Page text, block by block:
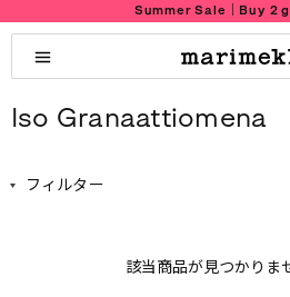
Summer Sale｜Buy 2
Iso Granaattiomena
フィルター
該当商品が見つかりま